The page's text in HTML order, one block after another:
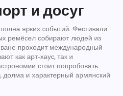
и досуг
ярких событий. Фестивали
ремёсел собирают людей из
проходит международный
как арт‑хаус, так и
стоит попробовать
и характерный армянский